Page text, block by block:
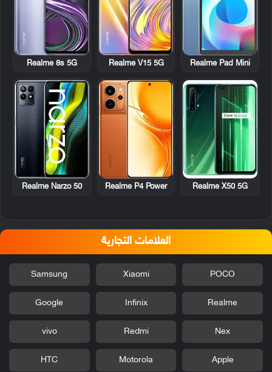
Realme Pad Mini
Realme V15 5G
Realme 8s 5G
Realme X50 5G
Realme P4 Power
Realme Narzo 50
العلامات التجارية
POCO
Xiaomi
Samsung
Realme
Infinix
Google
Nex
Redmi
vivo
Apple
Motorola
HTC